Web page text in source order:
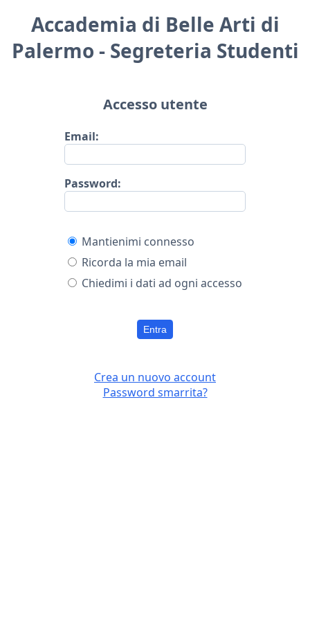
Accademia di Belle Arti di
Palermo - Segreteria Studenti
Accesso utente
Email:
Password:
Mantienimi connesso
Ricorda la mia email
Chiedimi i dati ad ogni accesso
Entra
Crea un nuovo account
Password smarrita?